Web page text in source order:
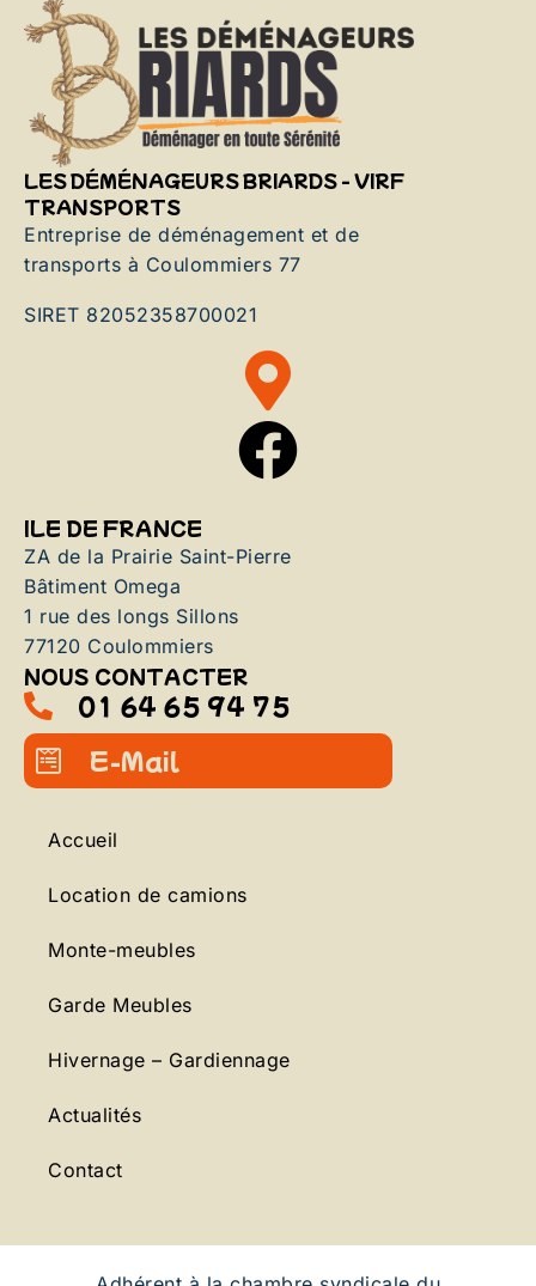
LES DÉMÉNAGEURS BRIARDS - VIRF
TRANSPORTS
Entreprise de déménagement et de
transports à Coulommiers 77
SIRET 82052358700021
ILE DE FRANCE
ZA de la Prairie Saint-Pierre
Bâtiment Omega
1 rue des longs Sillons
77120 Coulommiers
NOUS CONTACTER
01 64 65 94 75
E-Mail
Accueil
Location de camions
Monte-meubles
Garde Meubles
Hivernage – Gardiennage
Actualités
Contact